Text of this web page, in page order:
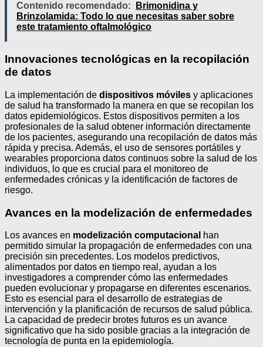
Contenido recomendado:
Brimonidina y
Brinzolamida: Todo lo que necesitas saber sobre
este tratamiento oftalmológico
Innovaciones tecnológicas en la recopilación
de datos
La implementación de dispositivos móviles y aplicaciones
de salud ha transformado la manera en que se recopilan los
datos epidemiológicos. Estos dispositivos permiten a los
profesionales de la salud obtener información directamente
de los pacientes, asegurando una recopilación de datos más
rápida y precisa. Además, el uso de sensores portátiles y
wearables proporciona datos continuos sobre la salud de los
individuos, lo que es crucial para el monitoreo de
enfermedades crónicas y la identificación de factores de
riesgo.
Avances en la modelización de enfermedades
Los avances en modelización computacional han
permitido simular la propagación de enfermedades con una
precisión sin precedentes. Los modelos predictivos,
alimentados por datos en tiempo real, ayudan a los
investigadores a comprender cómo las enfermedades
pueden evolucionar y propagarse en diferentes escenarios.
Esto es esencial para el desarrollo de estrategias de
intervención y la planificación de recursos de salud pública.
La capacidad de predecir brotes futuros es un avance
significativo que ha sido posible gracias a la integración de
tecnología de punta en la epidemiología.